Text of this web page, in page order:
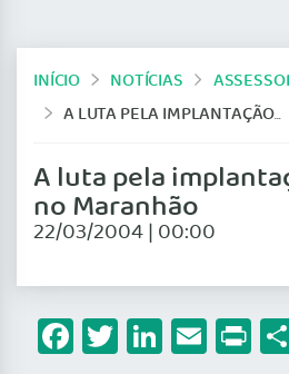
INÍCIO NOTÍCIAS
A LUTA PELA IMPLANTAÇÃO DA CBHPM NO MARANHÃO
A luta pela
no Maranhão
22/03/2004 | 00:00
Facebook
TwitterEmail